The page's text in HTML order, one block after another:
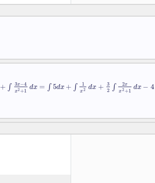
+ ∫ 3x−4
x2+1 dx = ∫ 5dx + ∫ 1
x2 dx + 3
2 ∫ 2x
x2+1 dx− 4